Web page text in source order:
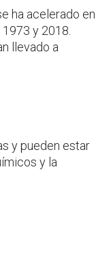
ha acelerado en
y 2018.
llevado a
y pueden estar
y la